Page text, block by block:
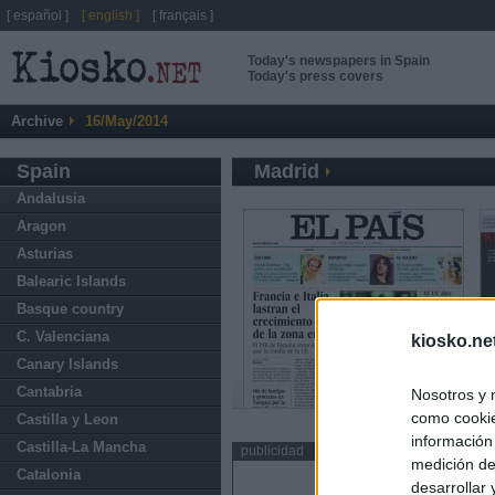
Nosotros y
como
medición
desarrollar
Today's newspapers in Spain
Today's press covers
Archive 16/May/2014
Spain
Andalusia
Aragon
Asturias
Balearic Islands
Basque country
C. Valenciana
Canary Islands
Cantabria
Castilla y Leon
Castilla-La Mancha
Catalonia
Madrid
publicidad
[ español ] [ english ] [ français ]